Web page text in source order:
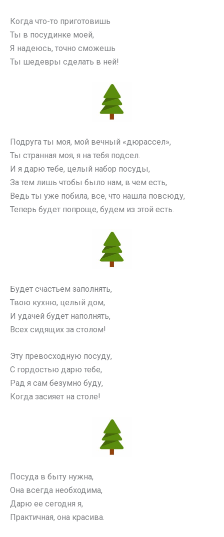
Когда что-то приготовишь
Ты в посудинке моей,
Я надеюсь, точно сможешь
Ты шедевры сделать в ней!
Подруга ты моя, мой вечный «дюрассел»,
Ты странная моя, я на тебя подсел.
И я дарю тебе, целый набор посуды,
За тем лишь чтобы было нам, в чем есть,
Ведь ты уже побила, все, что нашла повсюду,
Теперь будет попроще, будем из этой есть.
Будет счастьем заполнять,
Твою кухню, целый дом,
И удачей будет наполнять,
Всех сидящих за столом!
Эту превосходную посуду,
С гордостью дарю тебе,
Рад я сам безумно буду,
Когда засияет на столе!
Посуда в быту нужна,
Она всегда необходима,
Дарю ее сегодня я,
Практичная, она красива.